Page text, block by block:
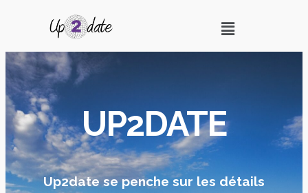
UP2DATE
Up2date se penche sur les détails